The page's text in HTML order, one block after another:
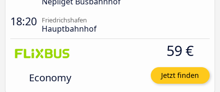
18:20 Friedrichshafen
Hauptbahnhof
Economy
59 €
Jetzt finden